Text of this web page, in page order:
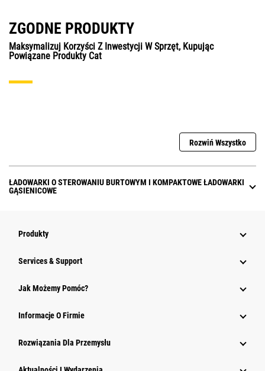
ZGODNE PRODUKTY
Maksymalizuj Korzyści Z Inwestycji W Sprzęt, Kupując
Powiązane Produkty Cat
Rozwiń Wszystko
ŁADOWARKI O STEROWANIU BURTOWYM I KOMPAKTOWE ŁADOWARKI
GĄSIENICOWE
Produkty
Services & Support
Jak Możemy Pomóc?
Informacje O Firmie
Rozwiązania Dla Przemysłu